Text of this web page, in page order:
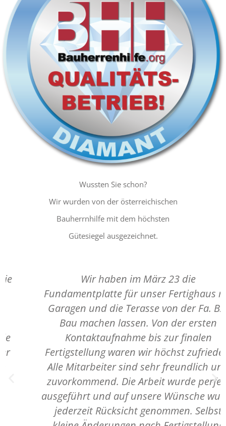
Wussten Sie schon?
Wir wurden von der österreichischen
Bauherrnhilfe mit dem höchsten
Gütesiegel ausgezeichnet.
Wir haben im März 23 die
Fundamentplatte für unser Fertighaus mit
Garagen und die Terasse von der Fa. BZ-
Bau machen lassen. Von der ersten
Kontaktaufnahme bis zur finalen
Fertigstellung waren wir höchst zufrieden.
Alle Mitarbeiter sind sehr freundlich und
zuvorkommend. Die Arbeit wurde perfekt
ausgeführt und auf unsere Wünsche wurde
jederzeit Rücksicht genommen. Selbst